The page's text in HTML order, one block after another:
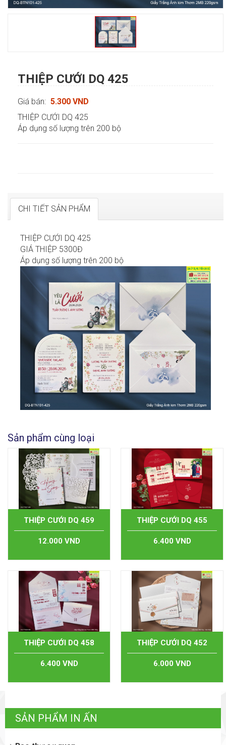
THIỆP CƯỚI DQ 425
Giá bán: 5.300 VND
THIỆP CƯỚI DQ 425
Áp dụng số lượng trên 200 bộ
CHI TIẾT SẢN PHẨM
THIỆP CƯỚI DQ 425
GIÁ THIỆP 5300Đ
Áp dụng số lượng trên 200 bộ
Sản phẩm cùng loại
THIỆP CƯỚI DQ 459
12.000 VND
THIỆP CƯỚI DQ 455
6.400 VND
THIỆP CƯỚI DQ 458
6.400 VND
THIỆP CƯỚI DQ 452
6.000 VND
SẢN PHẨM IN ẤN